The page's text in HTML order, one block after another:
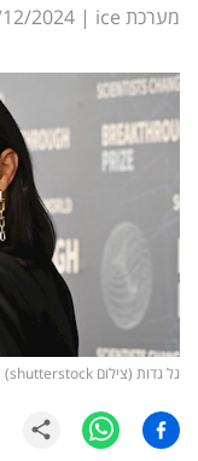
משפט
מדדים
ומחקרים
דעות
רכילות
קריפטו
ויראלי
טלוויזיה
מערכת ice |
2024
גל גדות (צילום shutterstock)